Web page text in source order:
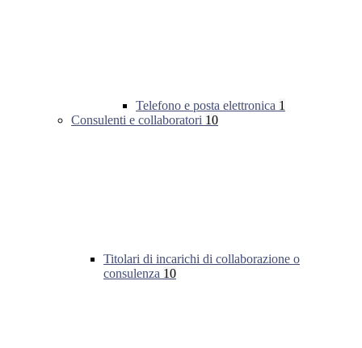
Telefono e posta elettronica 1
Consulenti e collaboratori 10
Titolari di incarichi di collaborazione o
consulenza 10